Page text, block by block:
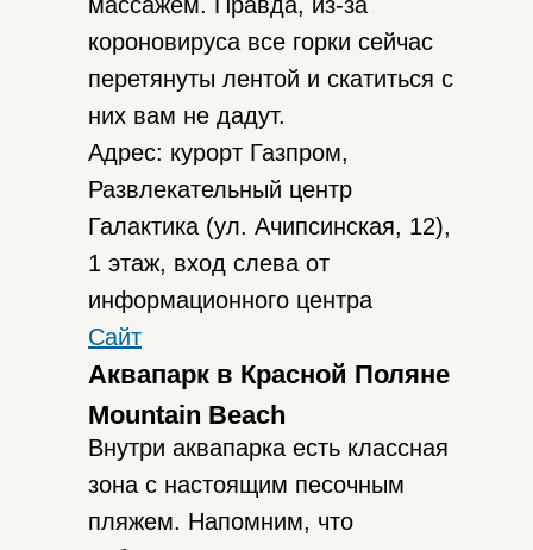
короновируса все горки сейчас
перетянуты лентой и скатиться с
них вам не дадут.
Адрес: курорт Газпром,
Развлекательный центр
Галактика (ул. Ачипсинская, 12),
1 этаж, вход слева от
информационного центра
Сайт
Внутри аквапарка есть классная
зона с настоящим песочным
пляжем. Напомним, что
Аквапарк в Красной Поляне
Mountain Beach